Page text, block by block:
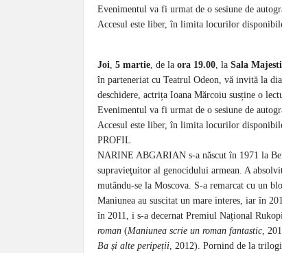
Evenimentul va fi urmat de o sesiune de
Accesul este liber, în limita locurilor
Joi, 5 martie, de la ora 19.00, la Sala
în parteneriat cu Teatrul Odeon, vă invită la
deschidere, actrița Ioana Mărcoiu susține o
Evenimentul va fi urmat de o sesiune de
Accesul este liber, în limita locurilor
PROFIL
NARINE ABGARIAN s-a născut în 1971 la
supravieţuitor al genocidului armean. A
mutându-se la Moscova. S-a remarcat cu un
Maniunea au suscitat un mare interes, iar în
în 2011, i s-a decernat Premiul Național
roman (Maniunea scrie un roman fantastic,
Ba și alte peripeții, 2012). Pornind de la